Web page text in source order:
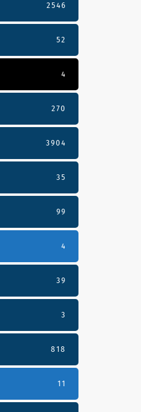
2546
52
4
270
3904
35
99
4
39
3
818
11